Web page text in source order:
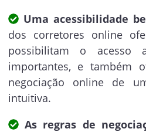
Uma acessibilidade
dos corretores online
possibilitam o acesso
importantes, e também
negociação online de
intuitiva.
As regras de